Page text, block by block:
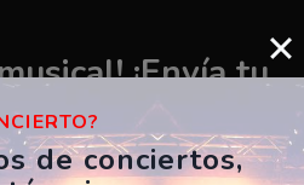
¡Envía tu
de conciertos,